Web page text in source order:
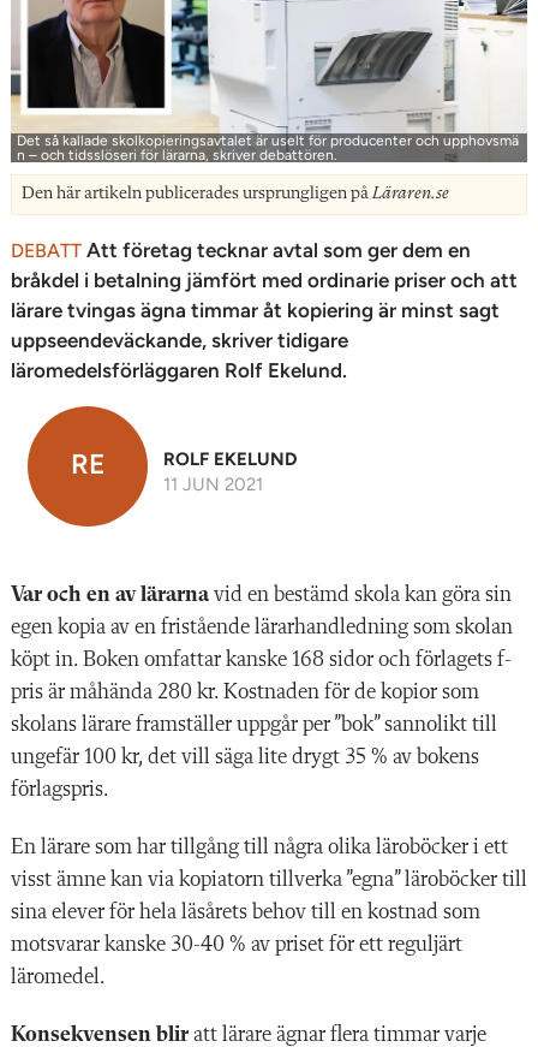
Det så kallade skolkopieringsavtalet är uselt för producenter och upphovsmä
n – och tidsslöseri för lärarna, skriver debattören.
Den här artikeln publicerades ursprungligen påLäraren.se
DEBATT Att företag tecknar avtal som ger dem en
bråkdel i betalning jämfört med ordinarie priser och att
lärare tvingas ägna timmar åt kopiering är minst sagt
uppseendeväckande, skriver tidigare
läromedelsförläggaren Rolf Ekelund.
RE
ROLF EKELUND
11 JUN 2021
Var och en av lärarna vid en bestämd skola kan göra sin
egen kopia av en fristående lärarhandledning som skolan
köpt in. Boken omfattar kanske 168 sidor och förlagets f-
pris är måhända 280 kr. Kostnaden för de kopior som
skolans lärare framställer uppgår per ”bok” sannolikt till
ungefär 100 kr, det vill säga lite drygt 35 % av bokens
förlagspris.
En lärare som har tillgång till några olika läroböcker i ett
visst ämne kan via kopiatorn tillverka ”egna” läroböcker till
sina elever för hela läsårets behov till en kostnad som
motsvarar kanske 30-40 % av priset för ett reguljärt
läromedel.
Konsekvensen blir att lärare ägnar flera timmar varje